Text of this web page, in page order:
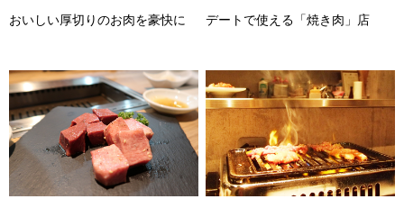
おいしい厚切りのお肉を豪快に
デートで使える「焼き肉」店